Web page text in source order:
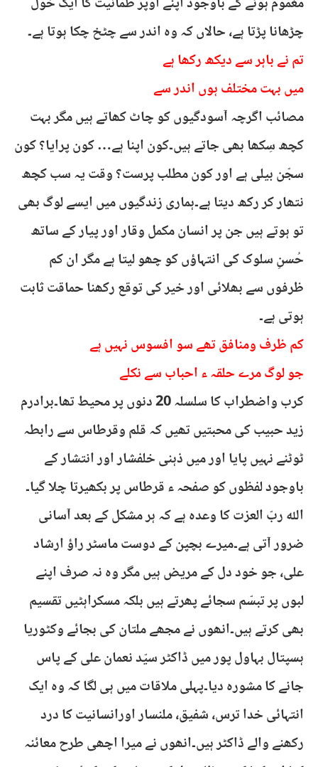
چڑھانا پڑتا ہے، حالاں کہ وہ اندر سے چٹخ چکا ہوتا ہے۔
تم نے باہر سے دیکھ رکھا ہے
میں بہت مختلف ہوں اندر سے
مصائب اگرچہ آسودگیوں کو چاٹ کھاتے ہیں مگر بہت
کچھ سِکھا بھی جاتے ہیں۔کون اپنا ہے… کون پرایا؟ کون
سجّن بیلی ہے اور کون مطلب پرست؟ وقت یہ سب کچھ
نتھار کر رکھ دیتا ہے۔ہماری زندگیوں میں ایسے لوگ بھی
تو ہوتے ہیں جن پر انسان مکمل وقار اور پیار کے ساتھ
حُسنِ سلوک کی انتہاؤں کو چھو لیتا ہے مگر ان کم
ظرفوں سے بھلائی اور خیر کی توقع رکھنا حماقت ثابت
ہوتی ہے۔
کم ظرف ومنافق تھے سو افسوس نہیں ہے
جو لوگ مرے حلقہ ء احباب سے نکلے
کرب واضطراب کا سلسلہ 20 دنوں پر محیط تھا۔برادرم
زید حبیب کی محبتیں تھیں کہ قلم وقرطاس سے رابطہ
ٹوٹنے نہیں پایا اور میں ذہنی خلفشار اور انتشار کے
باوجود لفظوں کو صفحہ ء قرطاس پر بکھیرتا چلا گیا۔
اللہ ربّ العزت کا وعدہ ہے کہ ہر مشکل کے بعد آسانی
ضرور آتی ہے۔میرے بچپن کے دوست ماسٹر راؤ ارشاد
علی، جو خود دل کے مریض ہیں مگر وہ نہ صرف اپنے
لبوں پر تبسّم سجائے پھرتے ہیں بلکہ مسکراہٹیں تقسیم
بھی کرتے ہیں۔انھوں نے مجھے ملتان کی بجائے وکٹوریا
ہسپتال بہاول پور میں ڈاکٹر سیّد نعمان علی کے پاس
جانے کا مشورہ دیا۔پہلی ملاقات میں ہی لگا کہ وہ ایک
انتہائی خدا ترس، شفیق، ملنسار اورانسانیت کا درد
رکھنے والے ڈاکٹر ہیں۔انھوں نے میرا اچھی طرح معائنہ